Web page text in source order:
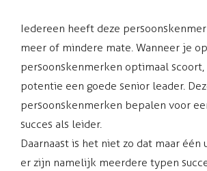
Iedereen heeft deze
meer of mindere mate. Wanneer je
persoonskenmerken optimaal
potentie een goede senior leader.
persoonskenmerken bepalen voor
succes als leider.
Daarnaast is het niet zo dat maar één
er zijn namelijk meerdere typen